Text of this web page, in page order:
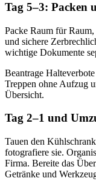
Tag 5–3: Packen
Packe Raum für
und sichere
wichtige Dokumente
Beantrage
Treppen ohne Aufzug
Übersicht.
Tag 2–1 und
Tauen den
fotografiere sie.
Firma. Bereite das
Getränke und